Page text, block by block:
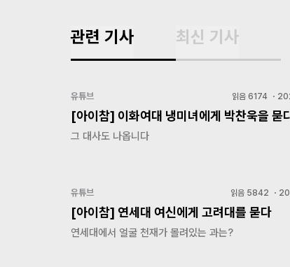
관련 기사 최신 기사
유튜브 읽음 6174・
[아이참] 이화여대 냉미녀에게 박찬욱을 묻
그 대사도 나옵니다
유튜브 읽음 5842 ・
[아이참] 연세대 여신에게 고려대를 묻다
연세대에서 얼굴 천재가 몰려있는 과는?